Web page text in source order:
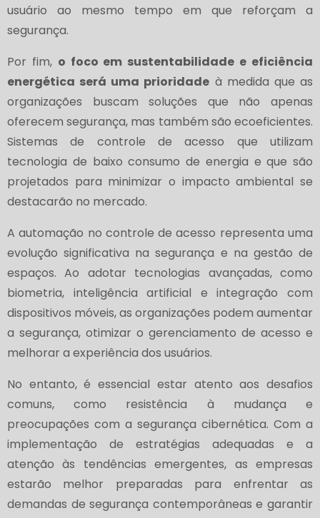
usuário ao mesmo tempo em que reforçam a
segurança.
Por fim, o foco em sustentabilidade e eficiência
energética será uma prioridade à medida que as
organizações buscam soluções que não apenas
oferecem segurança, mas também são ecoeficientes.
Sistemas de controle de acesso que utilizam
tecnologia de baixo consumo de energia e que são
projetados para minimizar o impacto ambiental se
destacarão no mercado.
A automação no controle de acesso representa uma
evolução significativa na segurança e na gestão de
espaços. Ao adotar tecnologias avançadas, como
biometria, inteligência artificial e integração com
dispositivos móveis, as organizações podem aumentar
a segurança, otimizar o gerenciamento de acesso e
melhorar a experiência dos usuários.
No entanto, é essencial estar atento aos desafios
comuns, como resistência à mudança e
preocupações com a segurança cibernética. Com a
implementação de estratégias adequadas e a
atenção às tendências emergentes, as empresas
estarão melhor preparadas para enfrentar as
demandas de segurança contemporâneas e garantir